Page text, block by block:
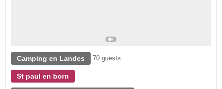
Camping en Landes 70 guests
St paul en born